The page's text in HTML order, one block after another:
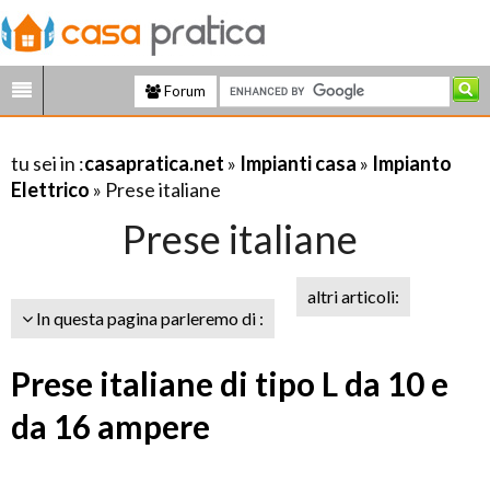
Forum
tu sei in :casapratica.net » Impianti casa » Impianto
Elettrico » Prese italiane
Prese italiane
In questa pagina parleremo di :
altri articoli:
Prese italiane di tipo L da 10 e
da 16 ampere